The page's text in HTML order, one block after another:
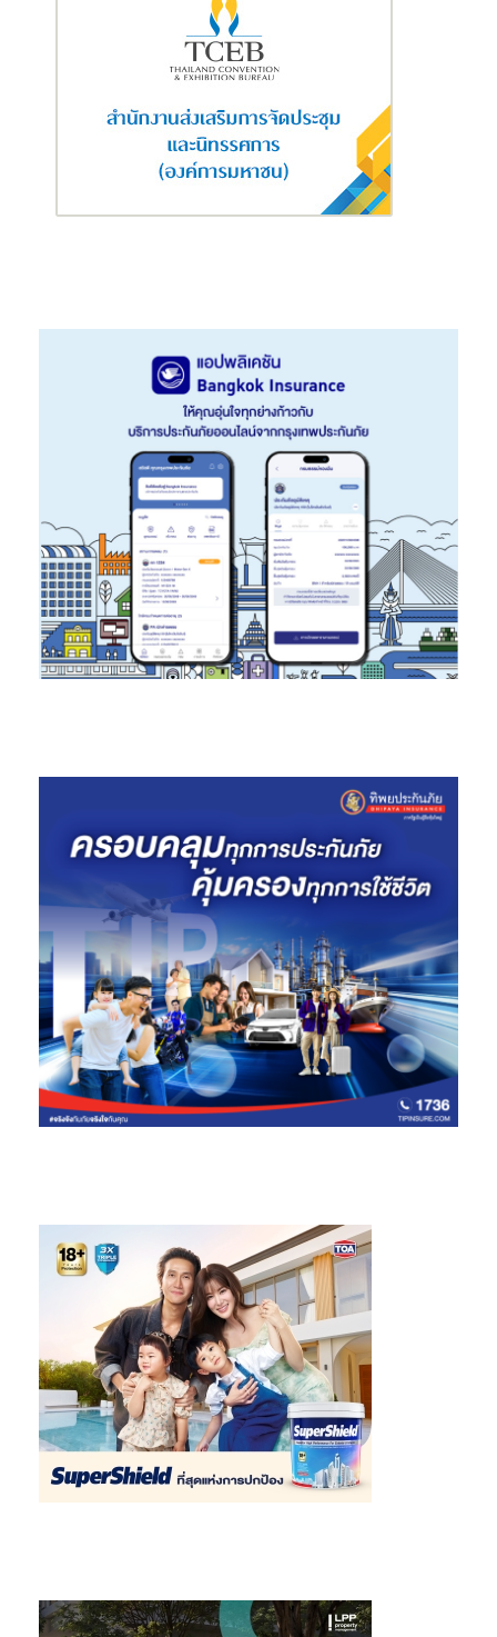
ภัยคุกคามทางไซเบอร์ โดยเฉพาะการ
ปล่อยไวรัสโจมตี หรือแฮกข้อมูลเพื่อเรียกค่าไถ่ สร้างความ
เสียหายให้องค์กรธุรกิจ เป็นอันตรายต่อทรัพย์สิน และคุกคาม
ดิจิทัลที่เน้นทำธุรกรรมทางการเงิน ติดต่อธุรกิจ และใช้ชีวิตส่วน
ใหญ่บนเครือข่ายอินเทอร์เน็ต เทคโนโลยี AI จะเข้ามาช่วย
วิเคราะห์และตรวจจับมัลแวร์ (Malware Detection) ที่แฝงมา
กับไฟล์ปกติเพื่อเข้าโจมตีระบบเป้าหมาย ตรวจสอบอีเมลหลอก
จึงเข้ามาช่วยแก้ปัญหาเหล่านี้ โดยการตรวจจับใบหน้า (Face
Detection) ยืนยันตัวตนในการทำธุรกรรมกับสถาบันการเงิน
ป้องกันการแอบอ้าง และคัดกรองการเข้า-ออกสถานที่ จากผู้
ต้องสงสัยหรือบุคคลที่ไม่น่าไว้ใจ
License Plate Recognition (LPR)หรือการตรวจจับป้าย
ทะเบียนผ่านกล้อง CCTV คัดกรองคนเข้า-ออกอาคารและที่อยู่
อาศัยอย่างแม่นยำ เพื่อป้องกันการเกิดอาชญากรรม รวมถึง
ช่วยอำนวยความสะดวก หากเชื่อมต่อกับระบบ Security Gate
ช่วยให้เปิด-ปิดประตูสำหรับผู้มาเยือนที่นัดหมายไว้ได้โดย
อัตโนมัติแบบไร้สัมผัส (Touchless)
ทั้งนี้ สกาย ไอซีที มีความเชี่ยวชาญด้านเทคโนโลยีความปลอดภัย
อัจฉริยะ (Smart Security) มาอย่างต่อเนื่อง อาทิ ระบบกล้อง
วงจรปิด (CCTV) ที่มีการใช้เทคโนโลยีรวมศูนย์สัญญาณภาพจาก
Operation Center) ทำหน้าที่เฝ้าระวังและประสานงานดูแลความ
ปลอดภัยขั้นสูงสุด ทั้งยังอยู่ระหว่างการพัฒนาดิจิทัลแพลทฟอร์มด้าน
Smart Security ที่จะช่วยตอบโจทย์ความปลอดภัยและยกระดับ
คุณภาพชีวิตของผู้คน
“หลังจากนี้โลกจะไม่เหมือนเดิมอีกต่อไป ทุกอุตสาหกรรมต้องปรับ
เปลี่ยนตัวเองเพื่อก้าวไปสู่จุดใหม่ สกาย ไอซีที ในฐานะผู้พัฒนา
นวัตกรรมทางด้านเทคโนโลยี ยิ่งต้องพร้อมรับการเปลี่ยนแปลง ปลด
ล็อกทุกความท้าทายในโลกดิจิทัล การทรานส์ฟอร์มสู่การเป็นTech
Company เพื่อสร้างความแข็งแกร่งให้กับองค์กร พร้อมเดินหน้าจับมือ
กับพันธมิตรผู้เชี่ยวชาญ และเตรียมเปิดตัวแพลทฟอร์มใหม่ที่ใช้
เทคโนโลยี AI เข้ามาช่วยสร้างอนาคตที่ดีให้กับโลกเร็วๆ นี้”ขยล กล่าว